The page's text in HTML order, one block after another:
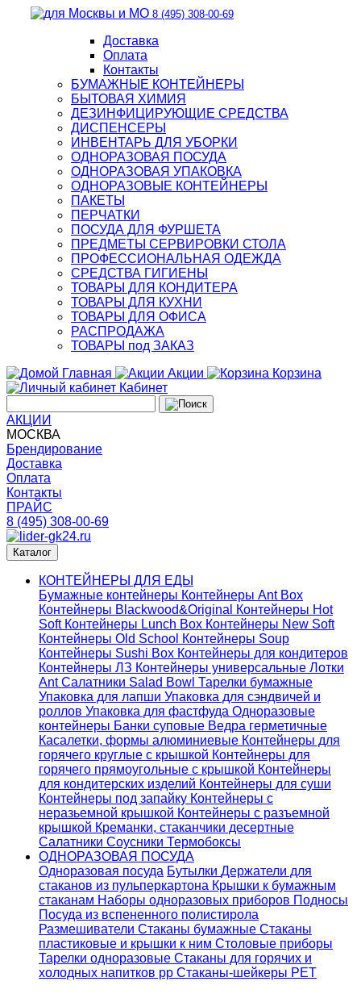
8 (495) 308-00-69
Доставка
Оплата
Контакты
БУМАЖНЫЕ КОНТЕЙНЕРЫ
БЫТОВАЯ ХИМИЯ
ДЕЗИНФИЦИРУЮЩИЕ СРЕДСТВА
ДИСПЕНСЕРЫ
ИНВЕНТАРЬ ДЛЯ УБОРКИ
ОДНОРАЗОВАЯ ПОСУДА
ОДНОРАЗОВАЯ УПАКОВКА
ОДНОРАЗОВЫЕ КОНТЕЙНЕРЫ
ПАКЕТЫ
ПЕРЧАТКИ
ПОСУДА ДЛЯ ФУРШЕТА
ПРЕДМЕТЫ СЕРВИРОВКИ СТОЛА
ПРОФЕССИОНАЛЬНАЯ ОДЕЖДА
СРЕДСТВА ГИГИЕНЫ
ТОВАРЫ ДЛЯ КОНДИТЕРА
ТОВАРЫ ДЛЯ КУХНИ
ТОВАРЫ ДЛЯ ОФИСА
РАСПРОДАЖА
ТОВАРЫ под ЗАКАЗ
Главная
Акции
Корзина
Кабинет
АКЦИИ
МОСКВА
Брендирование
Доставка
Оплата
Контакты
ПРАЙС
8 (495) 308-00-69
Каталог
КОНТЕЙНЕРЫ ДЛЯ ЕДЫ
Бумажные контейнеры Контейнеры Ant Box
Контейнеры Blackwood&Original
Контейнеры Hot
Soft Контейнеры Lunch Box Контейнеры New Soft
Контейнеры Old School Контейнеры Soup
Контейнеры Sushi Box Контейнеры для кондитеров
Контейнеры ЛЗ Контейнеры универсальные Лотки
AntСалатники Salad Bowl Тарелки бумажные
Упаковка для лапши Упаковка для сэндвичей и
роллов Упаковка для фастфуда Одноразовые
контейнеры Банки суповые Ведра герметичные
Касалетки, формы алюминиевые Контейнеры для
горячего круглые с крышкой Контейнеры для
горячего прямоугольные с крышкой Контейнеры
для кондитерских изделий Контейнеры для суши
Контейнеры под запайку Контейнеры с
неразьемной крышкой Контейнеры с разъемной
крышкой Креманки, стаканчики десертные
Салатники Соусники Термобоксы
ОДНОРАЗОВАЯ ПОСУДА
Одноразовая посуда Бутылки Держатели для
стаканов из пульперкартона Крышки к бумажным
стаканам Наборы одноразовых приборов Подносы
Посуда из вспененного полистирола
Размешиватели Стаканы бумажные Стаканы
пластиковые и крышки к ним Столовые приборы
Тарелки одноразовые Стаканы для горячих и
холодных напитков pp Стаканы-шейкеры PET